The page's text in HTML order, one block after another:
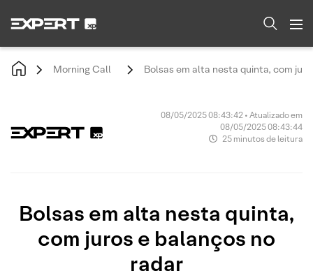
Morning Call Bolsas em alta nesta quinta, com
08/05/2025 08:43:42 • Atualizado em
08/05/2025 08:43:44
25 minutos de leitura
Bolsas em alta nesta quinta,
com juros e balanços no
radar